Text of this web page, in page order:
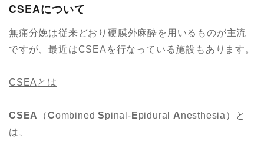
CSEAについて
無痛分娩は従来どおり硬膜外麻酔を用いるものが主流
ですが、最近はCSEAを行なっている施設もあります。
CSEA とは
CSEA （CombinedSpinal- Epidural Anesthesia）と
は、